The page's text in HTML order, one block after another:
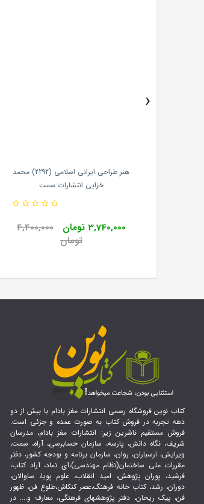
هنر طراحی ایرانی اسلامی (2292) محمد
خزایی انتشارات سمت
3,740,000 تومان
4,400,000
تومان
›
کتاب نوین فروشگاه رسمی انتشارات مغز بادام با بیش از دو
دهه تجربه در فروش کتاب به صورت عمده و جزئی است.
فروش مستقیم ناشرین زیر: انتشارات مغز بادام، مدرسان
شریف، نگاه دانش، پارسه، سازمان حسابرسی، آراه، سمت،
ویرایش، ارسباران، روان، سازمان برنامه و بودجه کشور، دفتر
مقررات ملی ساختمان(نظام مهندسی)،آی نماد، آراد کتاب،
فرشید، پوران پژوهش، امید انقلاب، علوم پویا، ساوالان،
دوران، رشد، کتاب خانه فرهنگ،عصر کنکاش،طلوع فن، ظهور
فن، پیک ریحان، دفتر پژوهشهای فرهنگی، معارف و.... در